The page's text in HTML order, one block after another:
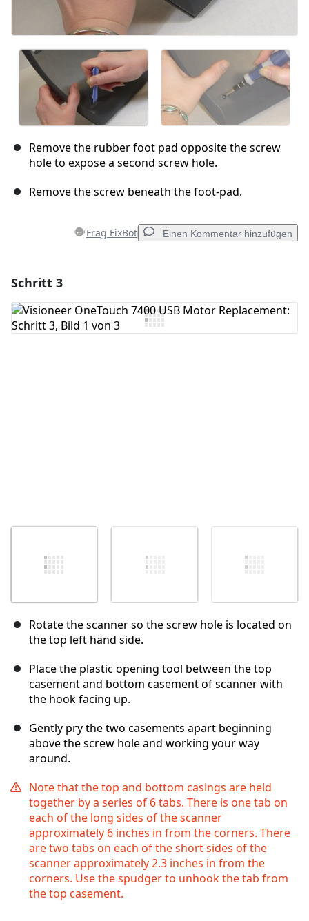
Remove the rubber foot pad opposite the screw
hole to expose a second screw hole.
Remove the screw beneath the foot-pad.
Frag FixBot Einen Kommentar hinzufügen
Kommentar hinzufügen
Schritt 3
Rotate the scanner so the screw hole is located on
the top left hand side.
Place the plastic opening tool between the top
casement and bottom casement of scanner with
the hook facing up.
Gently pry the two casements apart beginning
above the screw hole and working your way
around.
Note that the top and bottom casings are held
together by a series of 6 tabs. There is one tab on
each of the long sides of the scanner
approximately 6 inches in from the corners. There
are two tabs on each of the short sides of the
scanner approximately 2.3 inches in from the
corners. Use the spudger to unhook the tab from
the top casement.